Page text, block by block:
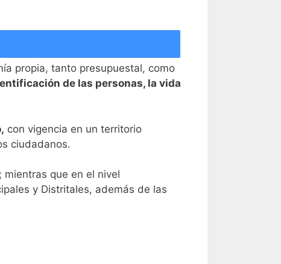
propia, tanto presupuestal, como
de las personas, la vida
con vigencia en un territorio
ciudadanos.
mientras que en el nivel
y Distritales, además de las